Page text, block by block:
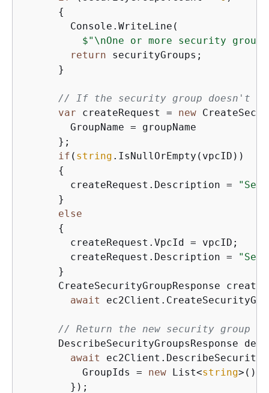
{
        Console.WriteLine(
$"\nOne or more security
return securityGroups;
      }
// If the security group doesn't
var createRequest = new
        GroupName = groupName
      };
if ( string .IsNullOrEmpty(vpcID))
{
        createRequest.Description =
      }
else
{
        createRequest.VpcId = vpcID;
        createRequest.Description =
      }
CreateSecurityGroupResponse
await
// Return the new security group
DescribeSecurityGroupsResponse
await
          GroupIds =
new List<string>()
        });